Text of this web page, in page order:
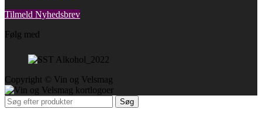
Tilmeld Nyhedsbrev
Følg med
Copyright © Vin og Velsmag
Søg